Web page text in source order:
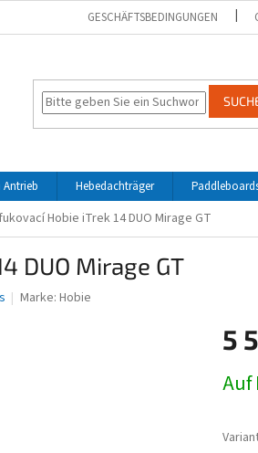
GESCHÄFTSBEDINGUNGEN
Hebedachträger
Hobie iTrek 14 DUO Mirage GT
DUO Mirage GT
Marke:Hobie
5
Auf